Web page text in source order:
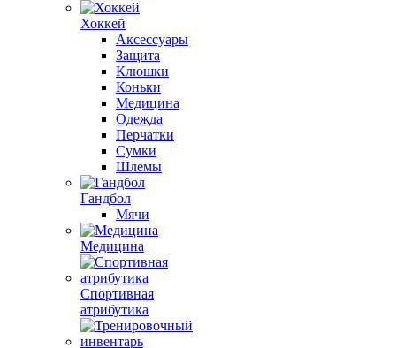
Хоккей
Аксессуары
Защита
Клюшки
Коньки
Медицина
Одежда
Перчатки
Сумки
Шлемы
Гандбол
Мячи
Медицина
Спортивная
атрибутика